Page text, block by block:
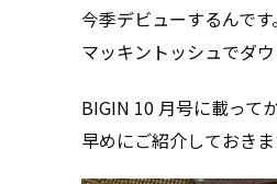
今季デビューするんです。
マッキントッシュでダウ
BIGIN 10 月号に載って
早めにご紹介しておきま